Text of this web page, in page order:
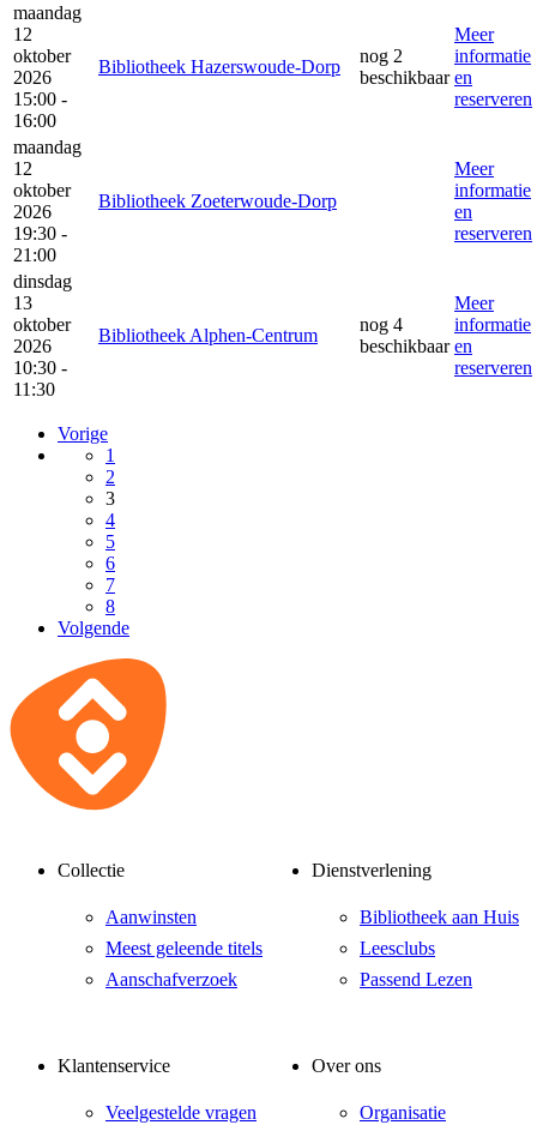
maandag
12
oktober
2026
15:00 -
16:00
Bibliotheek Hazerswoude-Dorp
nog 2
beschikbaar
Meer
informatie
en
reserveren
maandag
12
oktober
2026
19:30 -
21:00
Bibliotheek Zoeterwoude-Dorp
Meer
informatie
en
reserveren
dinsdag
13
oktober
2026
10:30 -
11:30
Bibliotheek Alphen-Centrum
nog 4
beschikbaar
Meer
informatie
en
reserveren
Vorige
1
2
3
4
5
6
7
8
Volgende
Collectie
Aanwinsten
Meest geleende titels
Aanschafverzoek
Dienstverlening
Bibliotheek aan Huis
Leesclubs
Passend Lezen
Klantenservice
Veelgestelde vragen
Over ons
Organisatie